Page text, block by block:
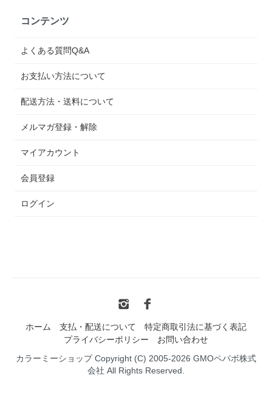
コンテンツ
よくある質問Q&A
お支払い方法について
配送方法・送料について
メルマガ登録・解除
マイアカウント
会員登録
ログイン
ホーム 支払・配送について
特定商取引法に基づく表記
プライバシーポリシー
お問い合わせ
カラーミーショップCopyright (C) 2005-2026 GMOペパボ株式
会社 All Rights Reserved.